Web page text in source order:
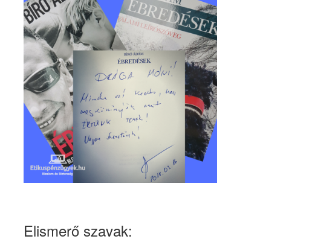
Elismerő szavak: